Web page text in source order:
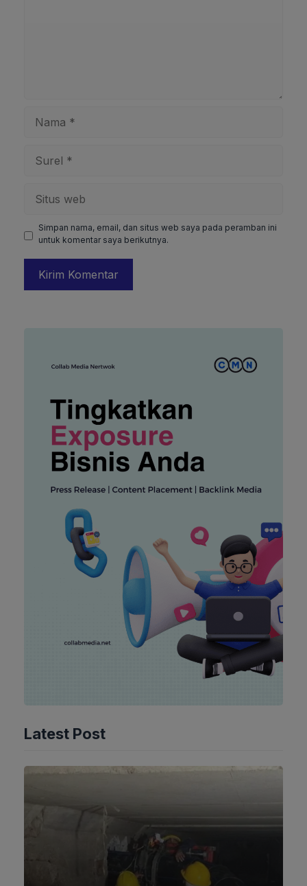
Simpan nama, email, dan situs web saya pada peramban ini
untuk komentar saya berikutnya.
Latest Post